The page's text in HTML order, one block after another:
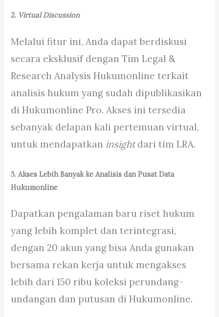
2. Virtual Discussion
Melalui fitur ini, Anda dapat berdiskusi
secara eksklusif dengan Tim Legal &
Research Analysis Hukumonline terkait
analisis hukum yang sudah dipublikasikan
di Hukumonline Pro. Akses ini tersedia
sebanyak delapan kali pertemuan virtual,
untuk mendapatkan insightdari tim LRA.
3.Akses Lebih Banyak ke Analisis dan Pusat Data
Hukumonline
Dapatkan pengalaman baru riset hukum
yang lebih komplet dan terintegrasi,
dengan 20 akun yang bisa Anda gunakan
bersama rekan kerja untuk mengakses
lebih dari 150 ribu koleksi perundang-
undangan dan putusan di Hukumonline.